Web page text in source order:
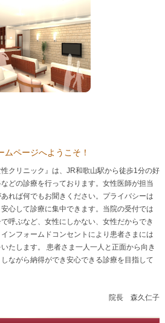
ページへようこそ！
クリニック』は、JR和歌山駅から徒歩1分の好
どの診療を行っております。女性医師が担当
れば何でもお聞きください。プライバシーは
心して診療に集中できます。当院の受付では
呼ぶなど、女性にしかない、女性だからでき
ンフォームドコンセントにより患者さまには
たします。 患者さま一人一人と正面から向き
ながら納得ができ安心できる診療を目指して
院長 森久仁子